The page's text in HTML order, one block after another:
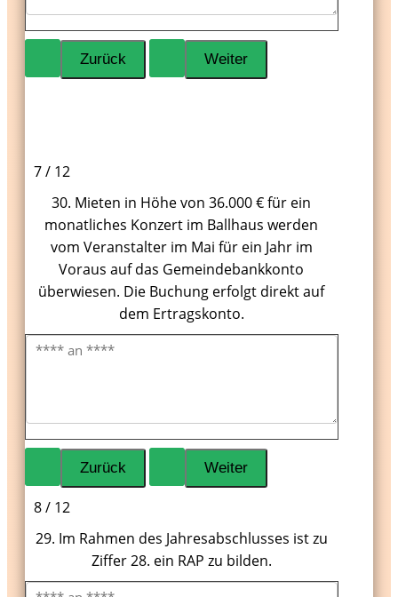
7 / 12
30. Mieten in Höhe von 36.000 € für ein
monatliches Konzert im Ballhaus werden
vom Veranstalter im Mai für ein Jahr im
Voraus auf das Gemeindebankkonto
überwiesen. Die Buchung erfolgt direkt auf
dem Ertragskonto.
8 / 12
29. Im Rahmen des Jahresabschlusses ist zu
Ziffer 28. ein RAP zu bilden.